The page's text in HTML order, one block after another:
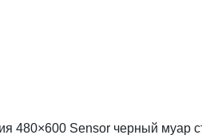
480×600 Sensor черный муар